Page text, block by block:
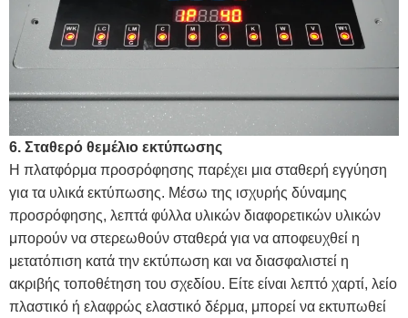
6. Σταθερό θεμέλιο εκτύπωσης
Η πλατφόρμα προσρόφησης παρέχει μια σταθερή εγγύηση
για τα υλικά εκτύπωσης. Μέσω της ισχυρής δύναμης
προσρόφησης, λεπτά φύλλα υλικών διαφορετικών υλικών
μπορούν να στερεωθούν σταθερά για να αποφευχθεί η
μετατόπιση κατά την εκτύπωση και να διασφαλιστεί η
ακριβής τοποθέτηση του σχεδίου. Είτε είναι λεπτό χαρτί, λείο
πλαστικό ή ελαφρώς ελαστικό δέρμα, μπορεί να εκτυπωθεί